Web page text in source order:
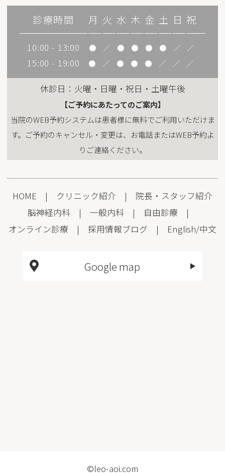
診療時間 月 火 水 木 金 土 日 祝
10:00 - 13:00 ● ／ ● ● ● ● ／ ／
15:00 - 19:00 ● ／ ● ● ● ／ ／ ／
休診日：火曜・日曜・祝日・土曜午後
【ご予約にあたってのご案内】
当院のWEB予約システムは患者様に無料でご利用いただけま
す。ご予約のキャンセル・変更は、お電話またはWEB予約よ
りご連絡ください。
HOME | クリニック紹介 | 院長・スタッフ紹介
脳神経内科 | 一般内科 | 自由診療 |
オンライン診療 | 採用情報ブログ | English/中文
Google map
©leo-aoi.com